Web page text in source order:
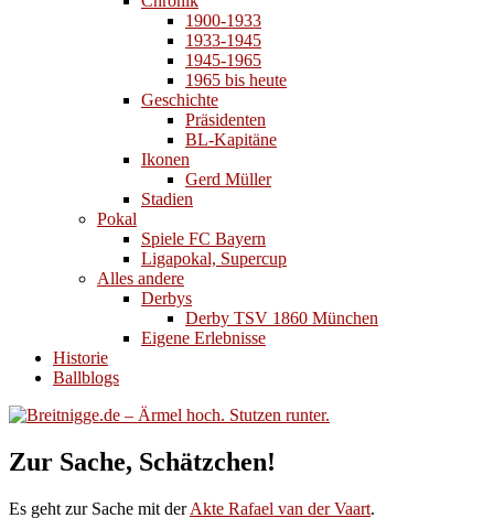
1900-1933
1933-1945
1945-1965
1965 bis heute
Geschichte
Präsidenten
BL-Kapitäne
Ikonen
Gerd Müller
Stadien
Pokal
Spiele FC Bayern
Ligapokal, Supercup
Alles andere
Derbys
Derby TSV 1860 München
Eigene Erlebnisse
Historie
Ballblogs
Zur Sache, Schätzchen!
Es geht zur Sache mit derAkte Rafael van der Vaart.